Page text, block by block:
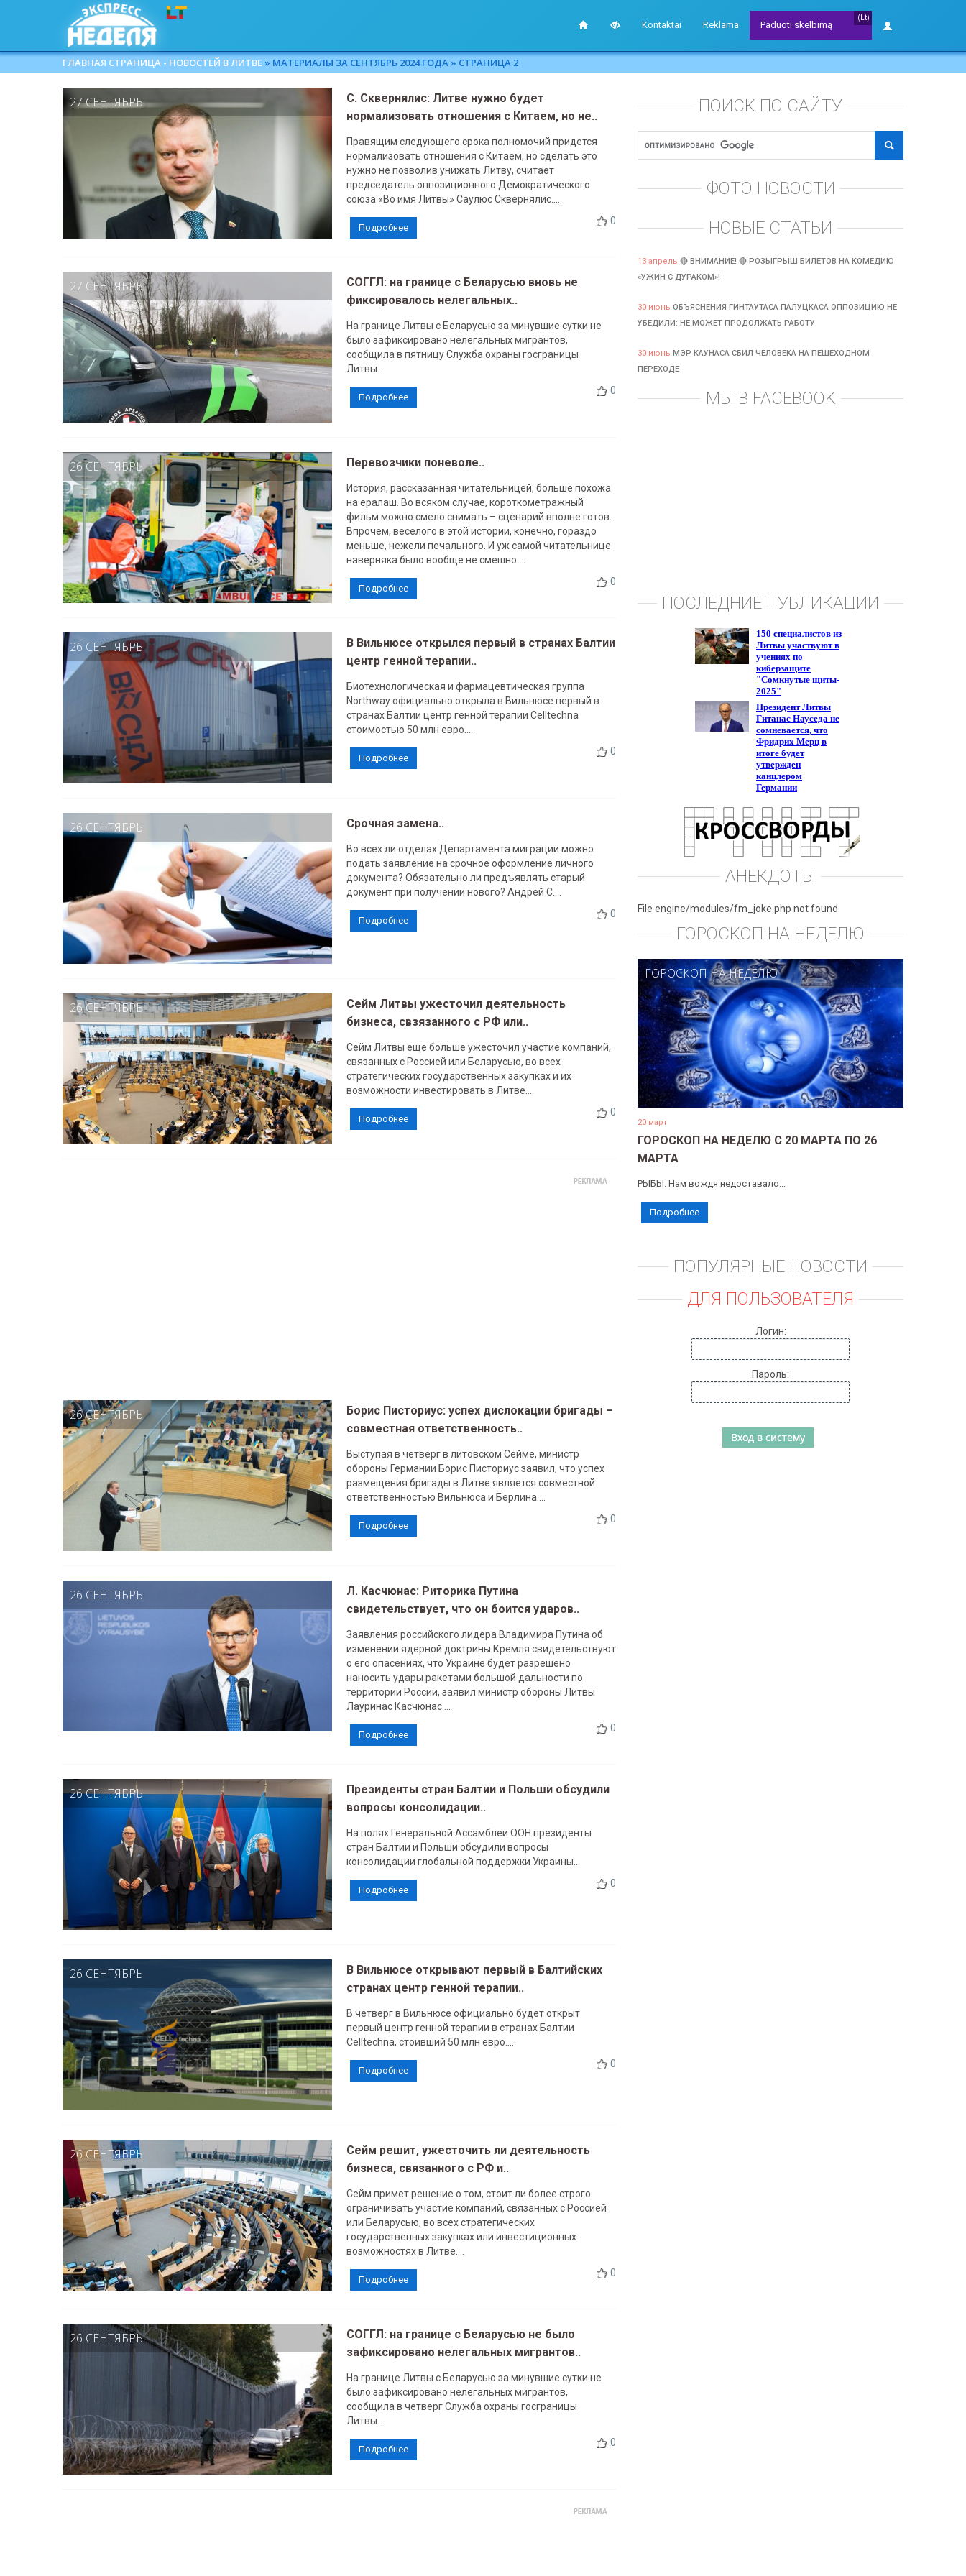
Kontaktai Reklama
(Lt)
Paduoti skelbimą
ГЛАВНАЯ СТРАНИЦА - НОВОСТЕЙ В ЛИТВЕ » МАТЕРИАЛЫ ЗА СЕНТЯБРЬ 2024 ГОДА » СТРАНИЦА 2
27 СЕНТЯБРЬ
С. Сквернялис: Литве нужно будет
нормализовать отношения с Китаем, но не..
Правящим следующего срока полномочий придется
нормализовать отношения с Китаем, но сделать это
нужно не позволив унижать Литву, считает
председатель оппозиционного Демократического
союза «Во имя Литвы» Саулюс Сквернялис....
0
Подробнее
27 СЕНТЯБРЬ
СОГГЛ: на границе с Беларусью вновь не
фиксировалось нелегальных..
На границе Литвы с Беларусью за минувшие сутки не
было зафиксировано нелегальных мигрантов,
сообщила в пятницу Служба охраны госграницы
Литвы....
0
Подробнее
26 СЕНТЯБРЬ Перевозчики поневоле..
История, рассказанная читательницей, больше похожа
на ералаш. Во всяком случае, короткометражный
фильм можно смело снимать – сценарий вполне готов.
Впрочем, веселого в этой истории, конечно, гораздо
меньше, нежели печального. И уж самой читательнице
наверняка было вообще не смешно....
0
Подробнее
26 СЕНТЯБРЬ
В Вильнюсе открылся первый в странах Балтии
центр генной терапии..
Биотехнологическая и фармацевтическая группа
Northway официально открыла в Вильнюсе первый в
странах Балтии центр генной терапии Celltechna
стоимостью 50 млн евро....
0
Подробнее
26 СЕНТЯБРЬ Срочная замена..
Во всех ли отделах Департамента миграции можно
подать заявление на срочное оформление личного
документа? Обязательно ли предъявлять старый
документ при получении нового? Андрей С....
0
Подробнее
26 СЕНТЯБРЬ
Сейм Литвы ужесточил деятельность
бизнеса, свзязанного с РФ или..
Сейм Литвы еще больше ужесточил участие компаний,
связанных с Россией или Беларусью, во всех
стратегических государственных закупках и их
возможности инвестировать в Литве....
0
Подробнее
26 СЕНТЯБРЬ
Борис Писториус: успех дислокации бригады –
совместная ответственность..
Выступая в четверг в литовском Сейме, министр
обороны Германии Борис Писториус заявил, что успех
размещения бригады в Литве является совместной
ответственностью Вильнюса и Берлина....
0
Подробнее
26 СЕНТЯБРЬ
Л. Касчюнас: Риторика Путина
свидетельствует, что он боится ударов..
Заявления российского лидера Владимира Путина об
изменении ядерной доктрины Кремля свидетельствуют
о его опасениях, что Украине будет разрешено
наносить удары ракетами большой дальности по
территории России, заявил министр обороны Литвы
Лауринас Касчюнас....
0
Подробнее
26 СЕНТЯБРЬ
Президенты стран Балтии и Польши обсудили
вопросы консолидации..
На полях Генеральной Ассамблеи ООН президенты
стран Балтии и Польши обсудили вопросы
консолидации глобальной поддержки Украины...
0
Подробнее
26 СЕНТЯБРЬ
В Вильнюсе открывают первый в Балтийских
странах центр генной терапии..
В четверг в Вильнюсе официально будет открыт
первый центр генной терапии в странах Балтии
Celltechna, стоивший 50 млн евро....
0
Подробнее
26 СЕНТЯБРЬ
Сейм решит, ужесточить ли деятельность
бизнеса, связанного с РФ и..
Сейм примет решение о том, стоит ли более строго
ограничивать участие компаний, связанных с Россией
или Беларусью, во всех стратегических
государственных закупках или инвестиционных
возможностях в Литве....
0
Подробнее
26 СЕНТЯБРЬ
СОГГЛ: на границе с Беларусью не было
зафиксировано нелегальных мигрантов..
На границе Литвы с Беларусью за минувшие сутки не
было зафиксировано нелегальных мигрантов,
сообщила в четверг Служба охраны госграницы
Литвы....
0
Подробнее
ПОИСК ПО САЙТУ
ФОТО НОВОСТИ
НОВЫЕ СТАТЬИ
13 апрель 🔴 ВНИМАНИЕ! 🔴 РОЗЫГРЫШ БИЛЕТОВ НА КОМЕДИЮ
«УЖИН С ДУРАКОМ»!
30 июнь ОБЪЯСНЕНИЯ ГИНТАУТАСА ПАЛУЦКАСА ОППОЗИЦИЮ НЕ
УБЕДИЛИ: НЕ МОЖЕТ ПРОДОЛЖАТЬ РАБОТУ
30 июнь МЭР КАУНАСА СБИЛ ЧЕЛОВЕКА НА ПЕШЕХОДНОМ
ПЕРЕХОДЕ
МЫ В FACEBOOK
ПОСЛЕДНИЕ ПУБЛИКАЦИИ
АНЕКДОТЫ
File engine/modules/fm_joke.php not found.
ГОРОСКОП НА НЕДЕЛЮ
ГОРОСКОП НА НЕДЕЛЮ
20 март
ГОРОСКОП НА НЕДЕЛЮ С 20 МАРТА ПО 26
МАРТА
РЫБЫ. Нам вождя недоставало...
Подробнее
ПОПУЛЯРНЫЕ НОВОСТИ
ДЛЯ ПОЛЬЗОВАТЕЛЯ
Логин:
Пароль: